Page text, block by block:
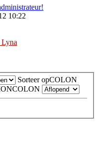
10:22
Sorteer opCOLON